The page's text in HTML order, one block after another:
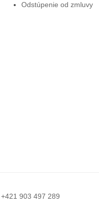
Odstúpenie od zmluvy
+421 903 497 289